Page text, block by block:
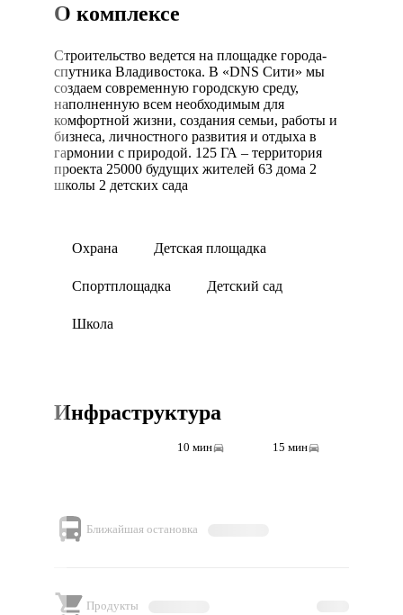
О комплексе
Строительство ведется на площадке города-
спутника Владивостока. В «DNS Сити» мы
создаем современную городскую среду,
наполненную всем необходимым для
комфортной жизни, создания семьи, работы и
бизнеса, личностного развития и отдыха в
гармонии с природой. 125 ГА – территория
проекта 25000 будущих жителей 63 дома 2
школы 2 детских сада
Охрана Детская площадка
Спортплощадка Детский сад
Школа
Инфраструктура
10 мин 15 мин
Ближайшая остановка
Продукты